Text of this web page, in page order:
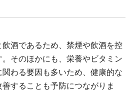
酒であるため、禁煙や飲酒を控
そのほかにも、栄養やビタミン
わる要因も多いため、健康的な
することも予防につながりま